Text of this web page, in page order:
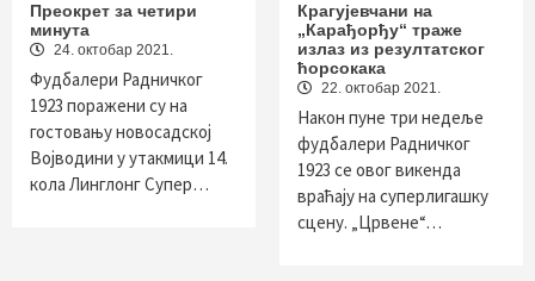
Преокрет за четири
минута
24. октобар 2021.
Фудбалери Радничког
1923 поражени су на
гостовању новосадској
Војводини у утакмици 14.
кола Линглонг Супер…
Крагујевчани на
„Карађорђу“ траже
излаз из резултатског
ћорсокака
22. октобар 2021.
Након пуне три недеље
фудбалери Радничког
1923 се овог викенда
враћају на суперлигашку
сцену. „Црвене“…